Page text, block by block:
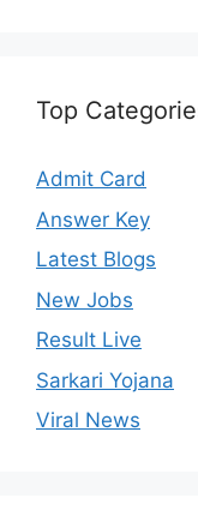
Top
Admit Card
Answer Key
Latest Blogs
New Jobs
Result Live
Sarkari Yojana
Viral News